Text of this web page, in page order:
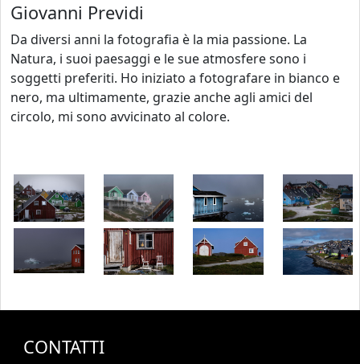
Giovanni Previdi
Da diversi anni la fotografia è la mia passione. La
Natura, i suoi paesaggi e le sue atmosfere sono i
soggetti preferiti. Ho iniziato a fotografare in bianco e
nero, ma ultimamente, grazie anche agli amici del
circolo, mi sono avvicinato al colore.
CONTATTI